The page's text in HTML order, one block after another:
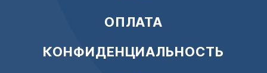
ОПЛАТА
КОНФИДЕНЦИАЛЬНОСТЬ